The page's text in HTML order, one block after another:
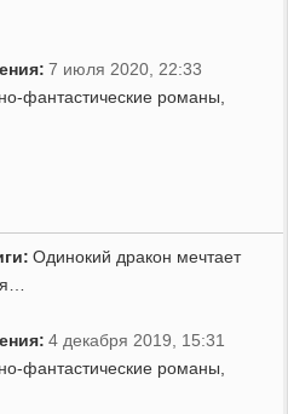
7 июля 2020, 22:33
фантастические романы
Одинокий дракон мечтает
4 декабря 2019, 15:31
фантастические романы